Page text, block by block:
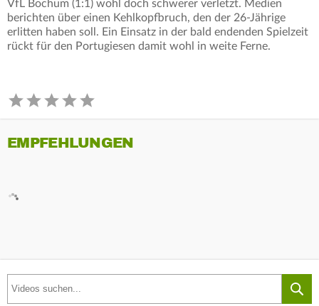
VfL Bochum (1:1) wohl doch schwerer verletzt. Medien
berichten über einen Kehlkopfbruch, den der 26-Jährige
erlitten haben soll. Ein Einsatz in der bald endenden Spielzeit
rückt für den Portugiesen damit wohl in weite Ferne.
EMPFEHLUNGEN